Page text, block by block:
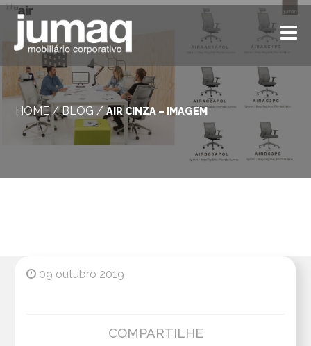
HOME/BLOG /AIR CINZA – IMAGEM
09 outubro 2019
COMPARTILHE